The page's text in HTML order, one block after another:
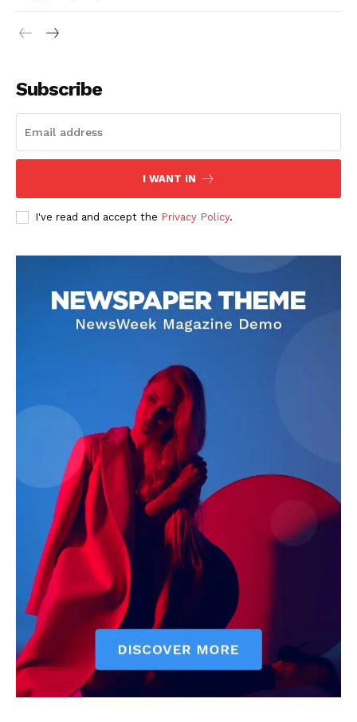
DOWNLOAD NOW
AIN NEWS 1
Contact Us
About Us
Privacy Policy
Terms of Use Agreement
Facebook
X WhatsApp
Share
Subscribe
I WANT IN
I've read and accept the Privacy Policy.